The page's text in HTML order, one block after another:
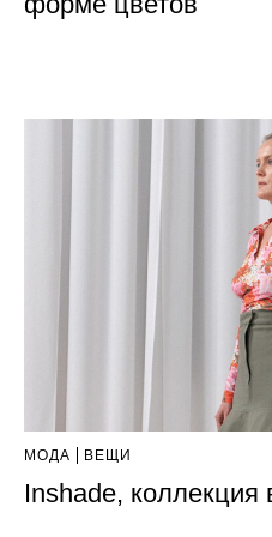
МОДА ВЕЩИ
Inshade, коллекция